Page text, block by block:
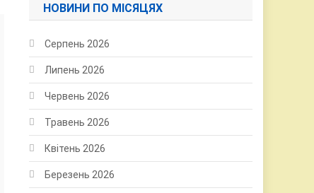
НОВИНИ ПО МІСЯЦЯХ
Серпень 2026
Липень 2026
Червень 2026
Травень 2026
Квітень 2026
Березень 2026